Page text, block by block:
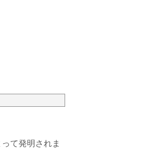
て発明されま